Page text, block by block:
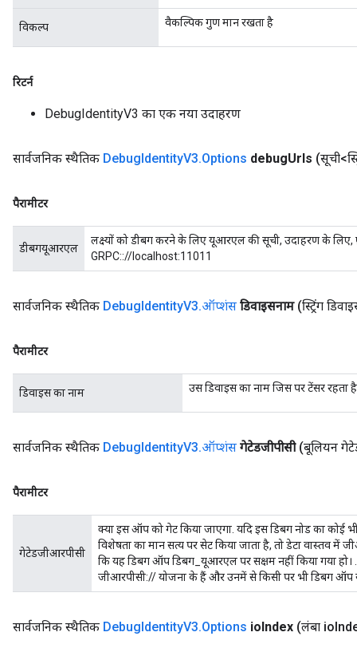
विकल्प वैकल्पिक गुण मान रखता है
रिटर्न
DebugIdentityV3 का एक नया उदाहरण
सार्वजनिक स्थैतिक DebugIdentityV3.Options debugUrls
पैरामीटर
डीबगयूआरएल
लक्ष्यों को डीबग करने के लिए यूआरएल की सूची, उदाहरण के
GRPC:://localhost:11011
सार्वजनिक स्थैतिक DebugIdentityV3.ऑप्शंस डिवाइसनाम (स्ट्रिंग
पैरामीटर
डिवाइस का नाम उस डिवाइस का नाम जिस पर टेंसर रहता
सार्वजनिक स्थैतिक DebugIdentityV3.ऑप्शंस गेटेडजीपीसी (बूलियन
पैरामीटर
गेटेडजीआरपीसी
क्या इस ऑप को गेट किया जाएगा. यदि इस डिबग नोड का
विशेषता का मान सत्य पर सेट किया जाता है, तो डेटा वास्तव में
कि यह डिबग ऑप डिबग_यूआरएल पर सक्षम नहीं किया गया
जीआरपीसी:// योजना के हैं और उनमें से किसी पर भी डिबग ऑप
सार्वजनिक स्थैतिक DebugIdentityV3.Options ioIndex (लंबा io